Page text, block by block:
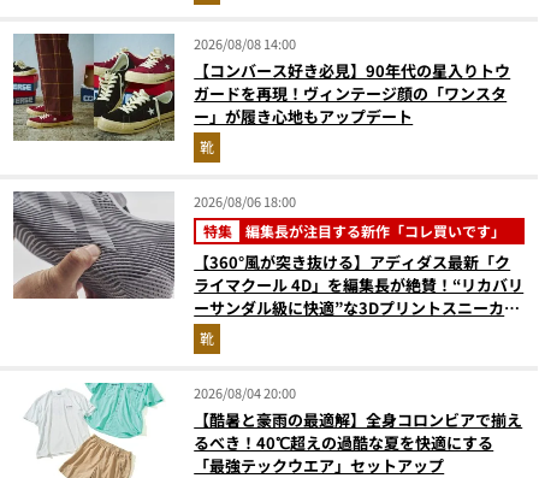
2026/08/08 14:00
【コンバース好き必見】90年代の星入りトウ
ガードを再現！ヴィンテージ顔の「ワンスタ
ー」が履き心地もアップデート
靴
2026/08/06 18:00
特集 編集長が注目する新作「コレ買いです」
【360°風が突き抜ける】アディダス最新「ク
ライマクール 4D」を編集長が絶賛！“リカバリ
ーサンダル級に快適”な3Dプリントスニーカー
『コレ買いです』Vol.173
靴
2026/08/04 20:00
【酷暑と豪雨の最適解】全身コロンビアで揃え
るべき！40℃超えの過酷な夏を快適にする
「最強テックウエア」セットアップ